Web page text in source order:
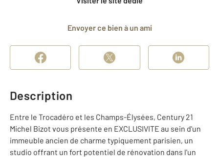
Envoyer ce bien à un ami
Description
Entre le Trocadéro et les Champs-Élysées, Century 21
Michel Bizot vous présente en EXCLUSIVITE au sein d'un
immeuble ancien de charme typiquement parisien, un
studio offrant un fort potentiel de rénovation dans l'un